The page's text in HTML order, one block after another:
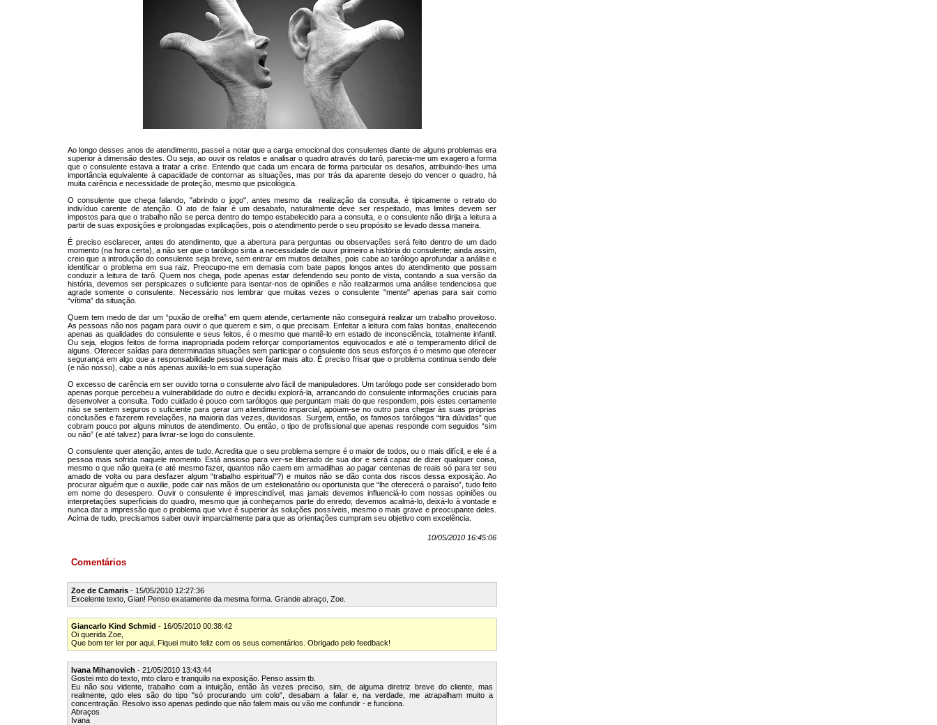
Ao longo desses anos de atendimento, passei a notar que a carga emocional dos consulentes diante de alguns problemas era
superior à dimensão destes. Ou seja, ao ouvir os relatos e analisar o quadro através do tarô, parecia-me um exagero a forma
que o consulente estava a tratar a crise. Entendo que cada um encara de forma particular os desafios, atribuindo-lhes uma
importância equivalente à capacidade de contornar as situações, mas por trás da aparente desejo do vencer o quadro, há
muita carência e necessidade de proteção, mesmo que psicológica.
O consulente que chega falando, "abrindo o jogo", antes mesmo da realização da consulta, é tipicamente o retrato do
indivíduo carente de atenção. O ato de falar é um desabafo, naturalmente deve ser respeitado, mas limites devem ser
impostos para que o trabalho não se perca dentro do tempo estabelecido para a consulta, e o consulente não dirija a leitura a
partir de suas exposições e prolongadas explicações, pois o atendimento perde o seu propósito se levado dessa maneira.
É preciso esclarecer, antes do atendimento, que a abertura para perguntas ou observações será feito dentro de um dado
momento (na hora certa), a não ser que o tarólogo sinta a necessidade de ouvir primeiro a história do consulente; ainda assim,
creio que a introdução do consulente seja breve, sem entrar em muitos detalhes, pois cabe ao tarólogo aprofundar a análise e
identificar o problema em sua raiz. Preocupo-me em demasia com bate papos longos antes do atendimento que possam
conduzir a leitura de tarô. Quem nos chega, pode apenas estar defendendo seu ponto de vista, contando a sua versão da
história, devemos ser perspicazes o suficiente para isentar-nos de opiniões e não realizarmos uma análise tendenciosa que
agrade somente o consulente. Necessário nos lembrar que muitas vezes o consulente "mente" apenas para sair como
“vítima” da situação.
Quem tem medo de dar um “puxão de orelha” em quem atende, certamente não conseguirá realizar um trabalho proveitoso.
As pessoas não nos pagam para ouvir o que querem e sim, o que precisam. Enfeitar a leitura com falas bonitas, enaltecendo
apenas as qualidades do consulente e seus feitos, é o mesmo que mantê-lo em estado de inconsciência, totalmente infantil.
Ou seja, elogios feitos de forma inapropriada podem reforçar comportamentos equivocados e até o temperamento difícil de
alguns. Oferecer saídas para determinadas situações sem participar o consulente dos seus esforços é o mesmo que oferecer
segurança em algo que a responsabilidade pessoal deve falar mais alto. É preciso frisar que o problema continua sendo dele
(e não nosso), cabe a nós apenas auxiliá-lo em sua superação.
O excesso de carência em ser ouvido torna o consulente alvo fácil de manipuladores. Um tarólogo pode ser considerado bom
apenas porque percebeu a vulnerabilidade do outro e decidiu explorá-la, arrancando do consulente informações cruciais para
desenvolver a consulta. Todo cuidado é pouco com tarólogos que perguntam mais do que respondem, pois estes certamente
não se sentem seguros o suficiente para gerar um atendimento imparcial, apóiam-se no outro para chegar às suas próprias
conclusões e fazerem revelações, na maioria das vezes, duvidosas. Surgem, então, os famosos tarólogos “tira dúvidas” que
cobram pouco por alguns minutos de atendimento. Ou então, o tipo de profissional que apenas responde com seguidos “sim
ou não” (e até talvez) para livrar-se logo do consulente.
O consulente quer atenção, antes de tudo. Acredita que o seu problema sempre é o maior de todos, ou o mais difícil, e ele é a
pessoa mais sofrida naquele momento. Está ansioso para ver-se liberado de sua dor e será capaz de dizer qualquer coisa,
mesmo o que não queira (e até mesmo fazer, quantos não caem em armadilhas ao pagar centenas de reais só para ter seu
amado de volta ou para desfazer algum “trabalho espiritual”?) e muitos não se dão conta dos riscos dessa exposição. Ao
procurar alguém que o auxilie, pode cair nas mãos de um estelionatário ou oportunista que “lhe oferecerá o paraíso”, tudo feito
em nome do desespero. Ouvir o consulente é imprescindível, mas jamais devemos influenciá-lo com nossas opiniões ou
interpretações superficiais do quadro, mesmo que já conheçamos parte do enredo; devemos acalmá-lo, deixá-lo à vontade e
nunca dar a impressão que o problema que vive é superior às soluções possíveis, mesmo o mais grave e preocupante deles.
Acima de tudo, precisamos saber ouvir imparcialmente para que as orientações cumpram seu objetivo com excelência.
10/05/2010 16:45:06
Comentários
Zoe de Camaris - 15/05/2010 12:27:36
Excelente texto, Gian! Penso exatamente da mesma forma. Grande abraço, Zoe.
Giancarlo Kind Schmid - 16/05/2010 00:38:42
Oi querida Zoe,
Que bom ter ler por aqui. Fiquei muito feliz com os seus comentários. Obrigado pelo feedback!
Ivana Mihanovich - 21/05/2010 13:43:44
Gostei mto do texto, mto claro e tranquilo na exposição. Penso assim tb.
Eu não sou vidente, trabalho com a intuição, então às vezes preciso, sim, de alguma diretriz breve do cliente, mas
realmente, qdo eles são do tipo "só procurando um colo", desabam a falar e, na verdade, me atrapalham muito a
concentração. Resolvo isso apenas pedindo que não falem mais ou vão me confundir - e funciona.
Abraços
Ivana